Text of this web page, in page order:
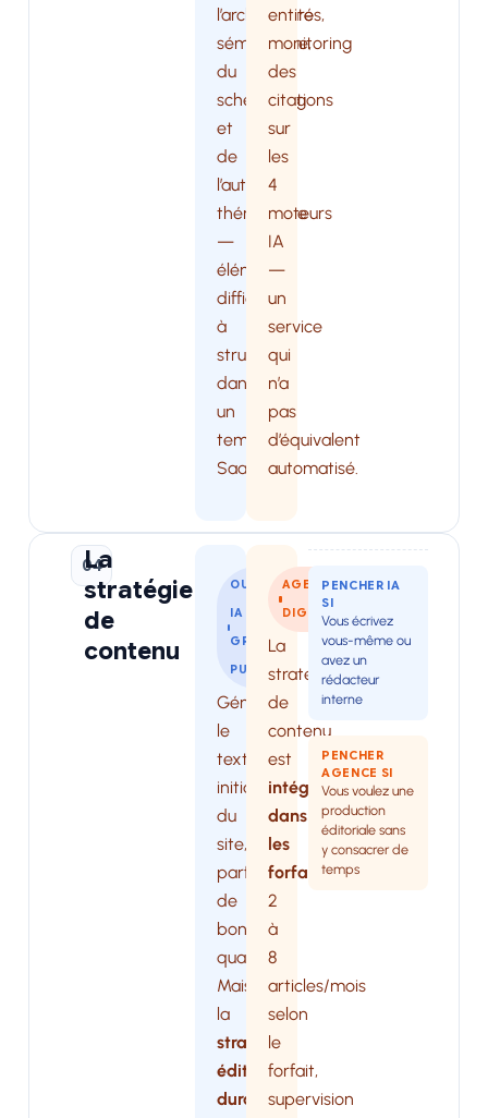
l’architecture
sémantique,
du
schema.org
et
de
l’autorité
thématique
—
éléments
difficiles
à
structurer
dans
un
template
SaaS.
entités,
monitoring
des
citations
sur
les
4
moteurs
IA
—
un
service
qui
n’a
pas
d’équivalent
automatisé.
04
La
stratégie
de
contenu
OUTIL
IA
GRAND
PUBLIC
Génèrent
le
texte
initial
du
site,
parfois
de
bonne
qualité.
Mais
la
stratégie
éditoriale
durable
AGENCE
DIGITALE
La
stratégie
de
contenu
est
intégrée
dans
les
forfaits.
2
à
8
articles/mois
selon
le
forfait,
supervision
PENCHER IA
SI
Vous écrivez
vous-même ou
avez un
rédacteur
interne
PENCHER
AGENCE SI
Vous voulez une
production
éditoriale sans
y consacrer de
temps